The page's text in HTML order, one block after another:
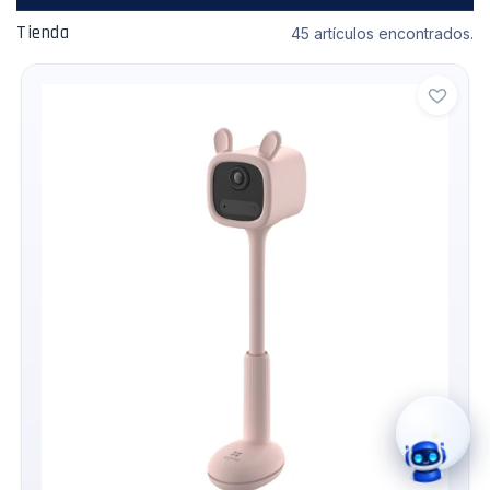
Tienda 45 artículos encontrados.
WhatsApp